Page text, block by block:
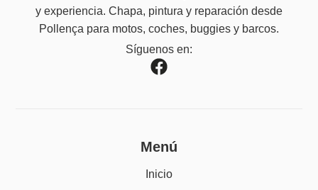
y experiencia. Chapa, pintura y reparación desde
Pollença para motos, coches, buggies y barcos.
Síguenos en:
Menú
Inicio